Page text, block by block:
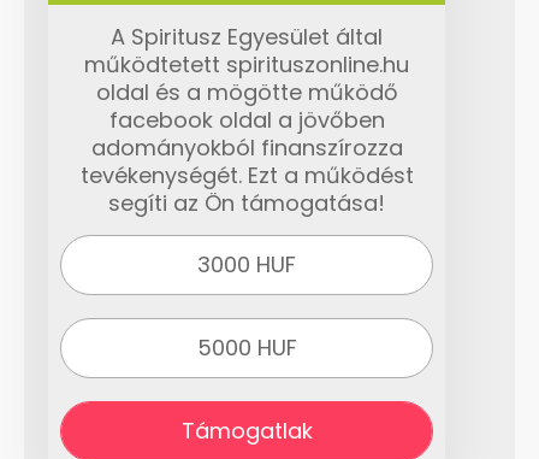
A Spiritusz Egyesület által
működtetett spirituszonline.hu
oldal és a mögötte működő
facebook oldal a jövőben
adományokból finanszírozza
tevékenységét. Ezt a működést
segíti az Ön támogatása!
3000 HUF
5000 HUF
Támogatlak